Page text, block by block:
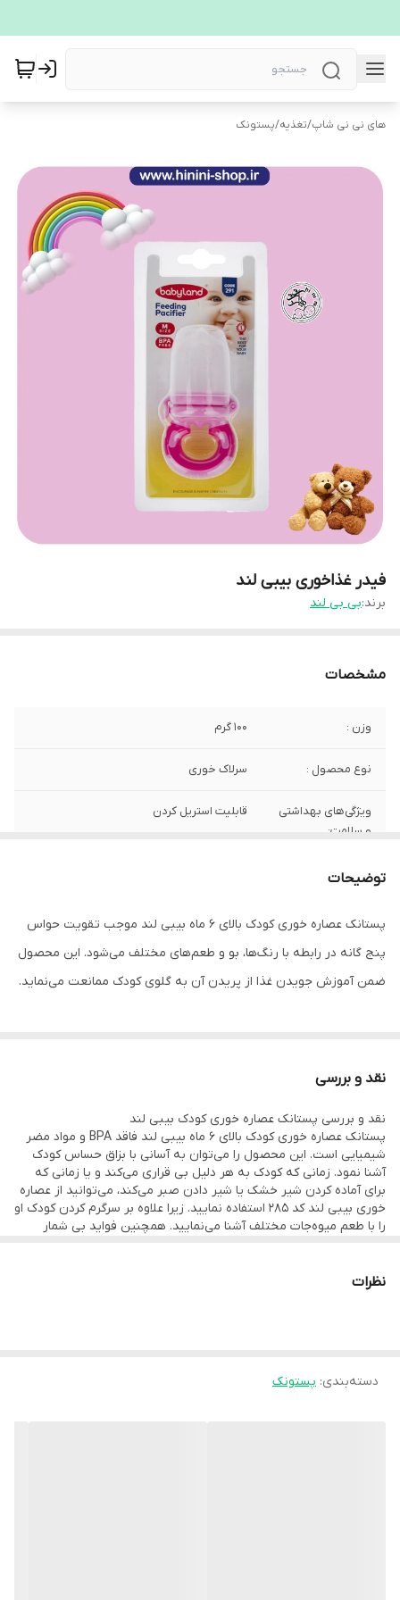
های نی نی شاپ/تغذیه/پستونک
فیدر غذاخوری بیبی لند
برند:بی بی لند
مشخصات
وزن : 100 گرم
نوع محصول : سرلاک خوری
ویژگی‌های بهداشتی
و سلامت:
قابلیت استریل کردن
جنس سری :
توضیحات
پستانک عصاره خوری کودک بالای ۶ ماه بیبی لند موجب تقویت حواس
پنج گانه در رابطه با رنگ‌ها، بو و طعم‌های مختلف می‌شود. این محصول
ضمن آموزش جویدن غذا از پریدن آن به گلوی کودک ممانعت می‌نماید.
نقد و بررسی
نقد و بررسی پستانک عصاره خوری کودک بیبی لند
پستانک عصاره خوری کودک بالای ۶ ماه بیبی لند فاقد BPA و مواد مضر
شیمیایی است. این محصول را می‌توان به آسانی با بزاق حساس کودک
آشنا نمود. زمانی که کودک به هر دلیل بی قراری می‌کند و یا زمانی که
برای آماده کردن شیر خشک یا شیر دادن صبر می‌کند، می‌توانید از عصاره
خوری بیبی لند کد ۲۸۵ استفاده نمایید. زیرا علاوه بر سرگرم کردن کودک او
را با طعم میوه‌جات مختلف آشنا می‌نمایید. همچنین فواید بی شمار
می‌تواند آن را در دستان خود قرار دهد.
نظرات
دسته‌بندی: پستونک